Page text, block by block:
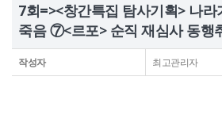
HOME 유가족회원 로그인
기부금
7회=><창간특집 탐사기획> 나
죽음 ⑦<르포> 순직 재심사 동행
작성자 최고관리자